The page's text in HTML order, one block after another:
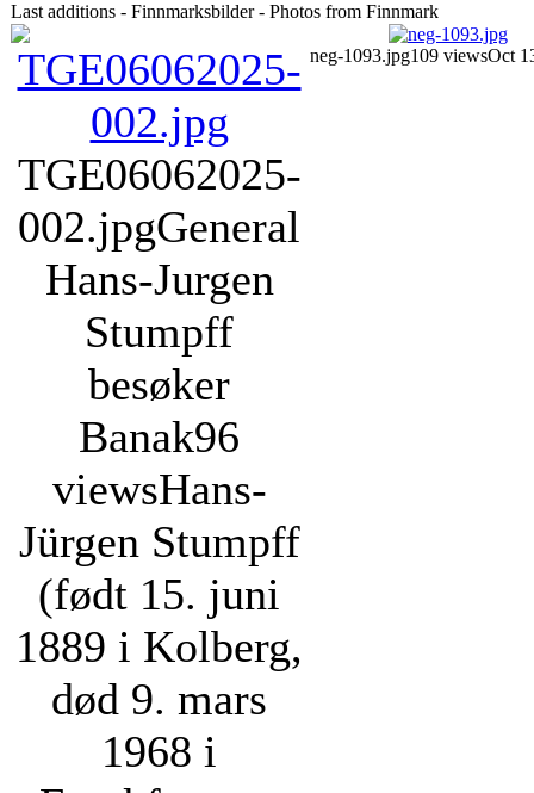
Last additions - Finnmarksbilder - Photos from Finnmark
TGE06062025-
002.jpgGeneral
Hans-Jurgen
Stumpff
besøker
Banak96
viewsHans-
Jürgen Stumpff
(født 15. juni
1889 i Kolberg,
død 9. mars
1968 i
neg-1093.jpg109 viewsOct